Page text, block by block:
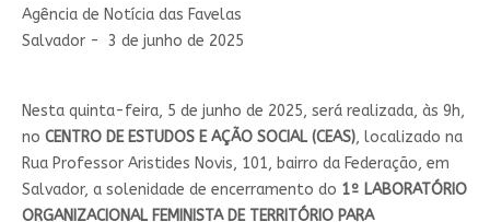
Agência de Notícia das Favelas
Salvador - 3 de junho de 2025
Nesta quinta-feira, 5 de junho de 2025, será realizada, às 9h,
no CENTRO DE ESTUDOS E AÇÃO SOCIAL (CEAS), localizado na
Rua Professor Aristides Novis, 101, bairro da Federação, em
Salvador, a solenidade de encerramento do 1º LABORATÓRIO
ORGANIZACIONAL FEMINISTA DE TERRITÓRIO PARA